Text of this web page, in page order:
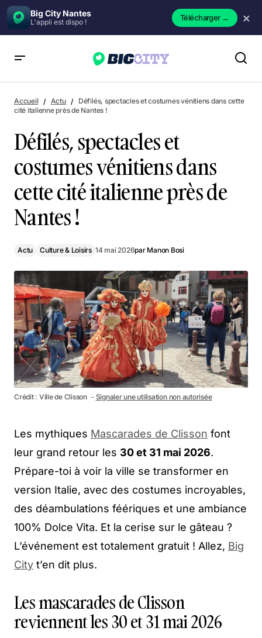
Big City Nantes
L'appli est dispo ! Télécharger→ ×
italienne près de Nantes !
Accueil Actu
Défilés, spectacles et costumes vénitiens dans cette
cité italienne près de Nantes !
Défilés, spectacles et
costumes vénitiens dans
cette cité italienne près de
Nantes !
Actu Culture & Loisirs 14 mai 2026par Manon Bosi
Crédit : Ville de Clisson － Signaler une utilisation non autorisée
Les mythiques Mascarades de Clisson font
leur grand retour les 30 et 31 mai 2026.
Prépare-toi à voir la ville se transformer en
version Italie, avec des costumes incroyables,
des déambulations féériques et une ambiance
100% Dolce Vita. Et la cerise sur le gâteau ?
L’événement est totalement gratuit ! Allez, Big
City t’en dit plus.
Les mascarades de Clisson
reviennent les 30 et 31 mai 2026